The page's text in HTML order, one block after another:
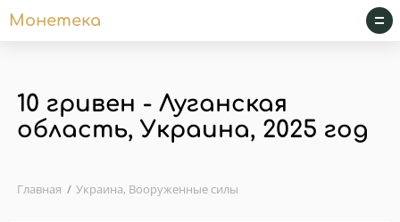
Монетека
10 гривен - Луганская
область, Украина, 2025 год
Главная Украина, Вооруженные силы